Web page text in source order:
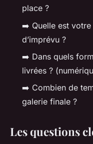
place ?
➡️ Quelle est votre
d’imprévu ?
➡️ Dans quels
livrées ?
➡️ Combien de
galerie finale ?
Les questions